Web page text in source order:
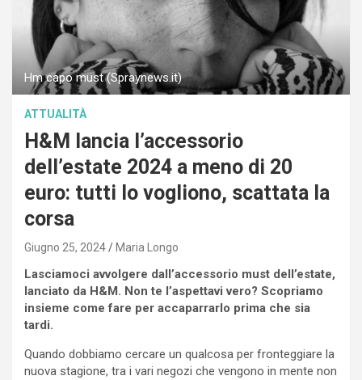
Hm capo must (Spraynews.it)
ATTUALITÀ
H&M lancia l’accessorio
dell’estate 2024 a meno di 20
euro: tutti lo vogliono, scattata la
corsa
Giugno 25, 2024 Maria Longo
Lasciamoci avvolgere dall’accessorio must dell’estate,
lanciato da H&M. Non te l’aspettavi vero? Scopriamo
insieme come fare per accaparrarlo prima che sia
tardi.
Quando dobbiamo cercare un qualcosa per fronteggiare la
nuova stagione, tra i vari negozi che vengono in mente non